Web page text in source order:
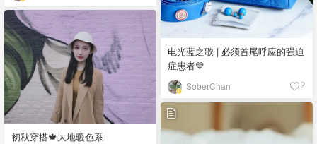
电光蓝之歌 | 必须首尾呼应的强迫
症患者💙
SoberChan 2
初秋穿搭🍁大地暖色系